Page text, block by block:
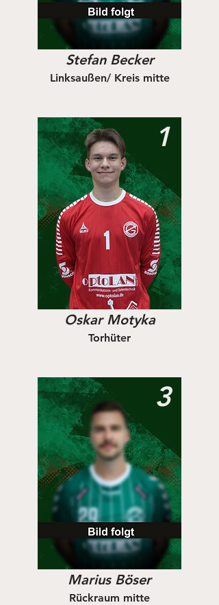
Stefan Becker
Linksaußen/ Kreis mitte
1
Oskar Motyka
Torhüter
3
Marius Böser
Rückraum mitte